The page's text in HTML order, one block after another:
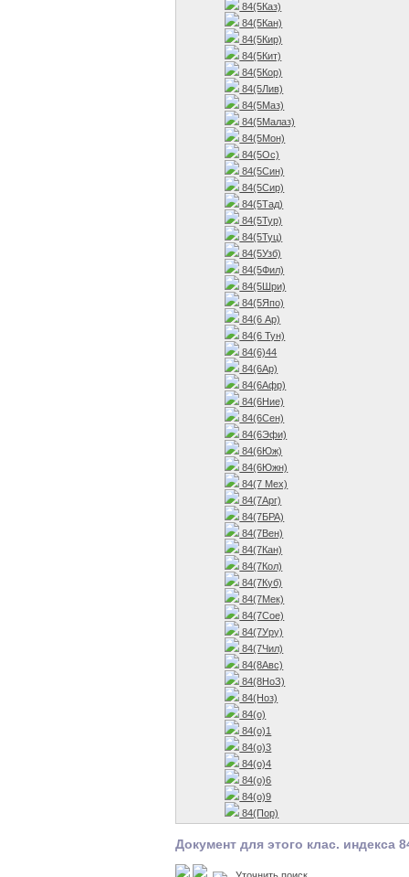
84(5Каз)
84(5Кан)
84(5Кир)
84(5Кит)
84(5Кор)
84(5Лив)
84(5Маз)
84(5Малаз)
84(5Мон)
84(5Ос)
84(5Син)
84(5Сир)
84(5Тад)
84(5Тур)
84(5Туц)
84(5Узб)
84(5Фил)
84(5Шри)
84(5Япо)
84(6 Ар)
84(6 Тун)
84(6)44
84(6Ар)
84(6Афр)
84(6Ние)
84(6Сен)
84(6Эфи)
84(6Юж)
84(6Южн)
84(7 Мех)
84(7Арг)
84(7БРА)
84(7Вен)
84(7Кан)
84(7Кол)
84(7Куб)
84(7Мек)
84(7Сое)
84(7Уру)
84(7Чил)
84(8Авс)
84(8НоЗ)
84(Ноз)
84(о)
84(о)1
84(о)3
84(о)4
84(о)6
84(о)9
84(Пор)
Документ для этого клас. индекса